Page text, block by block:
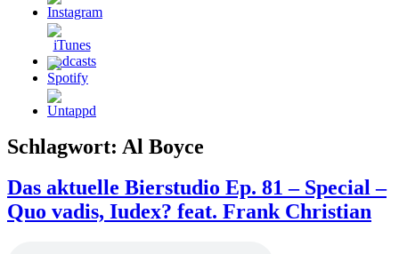
Schlagwort: Al Boyce
Das aktuelle Bierstudio Ep. 81 – Special –
Quo vadis, Iudex? feat. Frank Christian